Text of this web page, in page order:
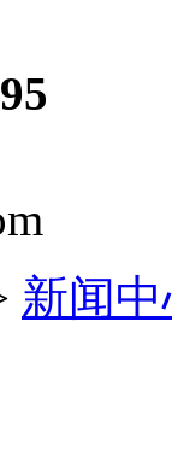
新闻